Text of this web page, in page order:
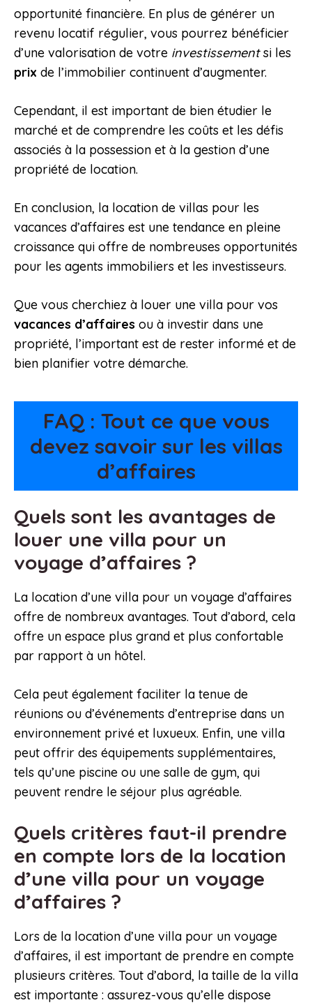
opportunité financière. En plus de générer un
revenu locatif régulier, vous pourrez bénéficier
d’une valorisation de votre investissementsi les
prix de l’immobilier continuent d’augmenter.
Cependant, il est important de bien étudier le
marché et de comprendre les coûts et les défis
associés à la possession et à la gestion d’une
propriété de location.
En conclusion, la location de villas pour les
vacances d’affaires est une tendance en pleine
croissance qui offre de nombreuses opportunités
pour les agents immobiliers et les investisseurs.
Que vous cherchiez à louer une villa pour vos
vacances d’affaires ou à investir dans une
propriété, l’important est de rester informé et de
bien planifier votre démarche.
FAQ : Tout ce que vous
devez savoir sur les villas
d’affaires
Quels sont les avantages de
louer une villa pour un
voyage d’affaires ?
La location d’une villa pour un voyage d’affaires
offre de nombreux avantages. Tout d’abord, cela
offre un espace plus grand et plus confortable
par rapport à un hôtel.
Cela peut également faciliter la tenue de
réunions ou d’événements d’entreprise dans un
environnement privé et luxueux. Enfin, une villa
peut offrir des équipements supplémentaires,
tels qu’une piscine ou une salle de gym, qui
peuvent rendre le séjour plus agréable.
Quels critères faut-il prendre
en compte lors de la location
d’une villa pour un voyage
d’affaires ?
Lors de la location d’une villa pour un voyage
d’affaires, il est important de prendre en compte
plusieurs critères. Tout d’abord, la taille de la villa
est importante : assurez-vous qu’elle dispose